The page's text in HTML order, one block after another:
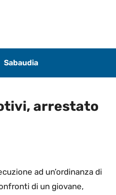
Sabaudia
arrestato
ad un’ordinanza di
di un giovane,